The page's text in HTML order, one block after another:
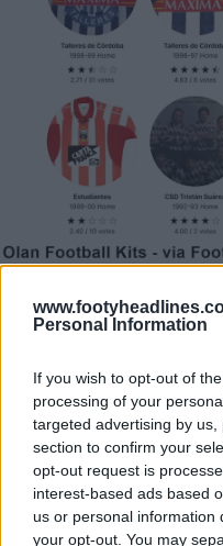
Personal Information
If you wish to opt-out of
processing of your
targeted advertising by
section to confirm your
opt-out request is
interest-based ads based
us or personal information
your opt-out. You may